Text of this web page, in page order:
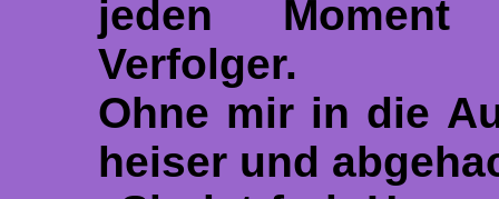
jeden Moment
Verfolger.
Ohne mir in die
heiser und